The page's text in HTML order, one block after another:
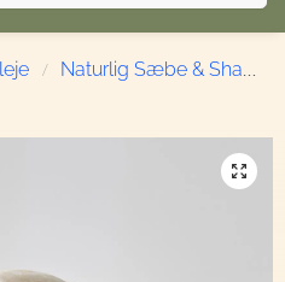
/ Naturlig Sæbe & Shampoo